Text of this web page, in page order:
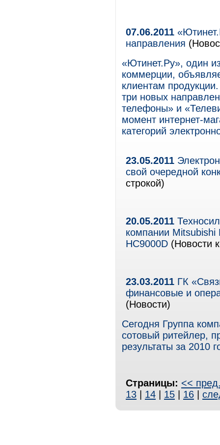
07.06.2011
направления
«Ютинет.Ру», один
коммерции,
клиентам
три новых
телефоны» и
момент интернет-
категорий
23.05.2011
свой очередной
строкой)
20.05.2011
компании Mitsubishi
HC9000D (Новости
23.03.2011 ГК
финансовые и
(Новости)
Сегодня Группа
сотовый ритейлер,
результаты за 2010
Страницы: <<
13
14 15 16